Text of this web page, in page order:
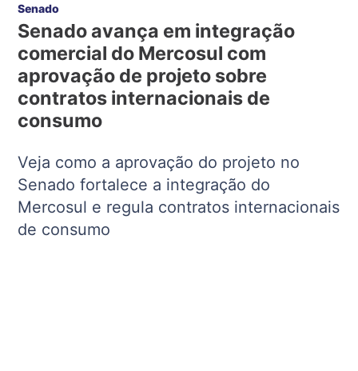
Senado
Senado avança em integração
comercial do Mercosul com
aprovação de projeto sobre
contratos internacionais de
consumo
Veja como a aprovação do projeto no
Senado fortalece a integração do
Mercosul e regula contratos internacionais
de consumo